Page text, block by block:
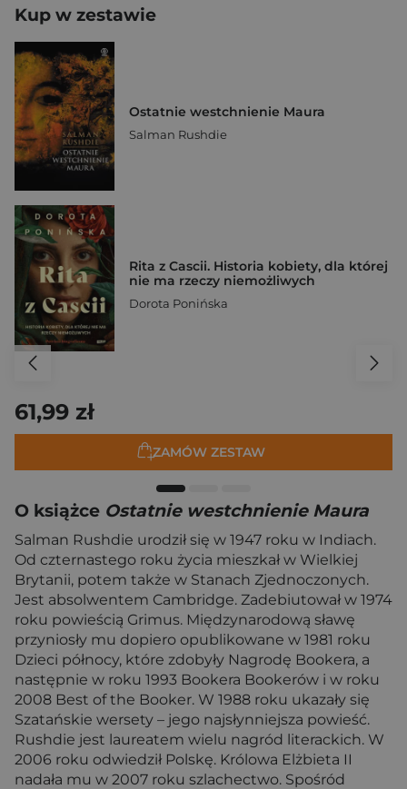
Kup w zestawie
Ostatnie westchnienie Maura
Salman Rushdie
Rita z Cascii. Historia kobiety, dla której
nie ma rzeczy niemożliwych
Dorota Ponińska
61,99 zł
ZAMÓW ZESTAW
O książce Ostatnie westchnienie Maura
Salman Rushdie urodził się w 1947 roku w Indiach.
Od czternastego roku życia mieszkał w Wielkiej
Brytanii, potem także w Stanach Zjednoczonych.
Jest absolwentem Cambridge. Zadebiutował w 1974
roku powieścią Grimus. Międzynarodową sławę
przyniosły mu dopiero opublikowane w 1981 roku
Dzieci północy, które zdobyły Nagrodę Bookera, a
następnie w roku 1993 Bookera Bookerów i w roku
2008 Best of the Booker. W 1988 roku ukazały się
Szatańskie wersety – jego najsłynniejsza powieść.
Rushdie jest laureatem wielu nagród literackich. W
2006 roku odwiedził Polskę. Królowa Elżbieta II
nadała mu w 2007 roku szlachectwo. Spośród